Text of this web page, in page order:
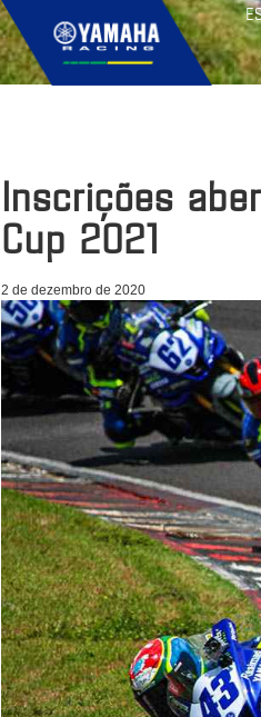
Inscrições
Cup 2021
2 de dezembro de 2020